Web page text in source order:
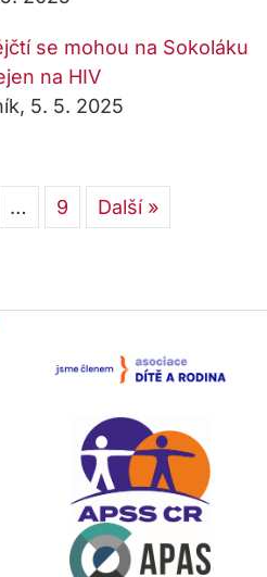
se mohou na Sokoláku
na HIV
5. 5. 2025
… 9 Další »